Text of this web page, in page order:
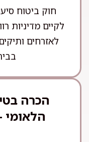
חוק ביטוח
לקיים מדיניות
לאזרחים
הכרה